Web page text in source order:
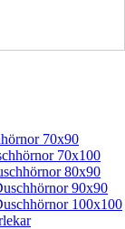
70x90
70x100
80x90
90x90
100x100